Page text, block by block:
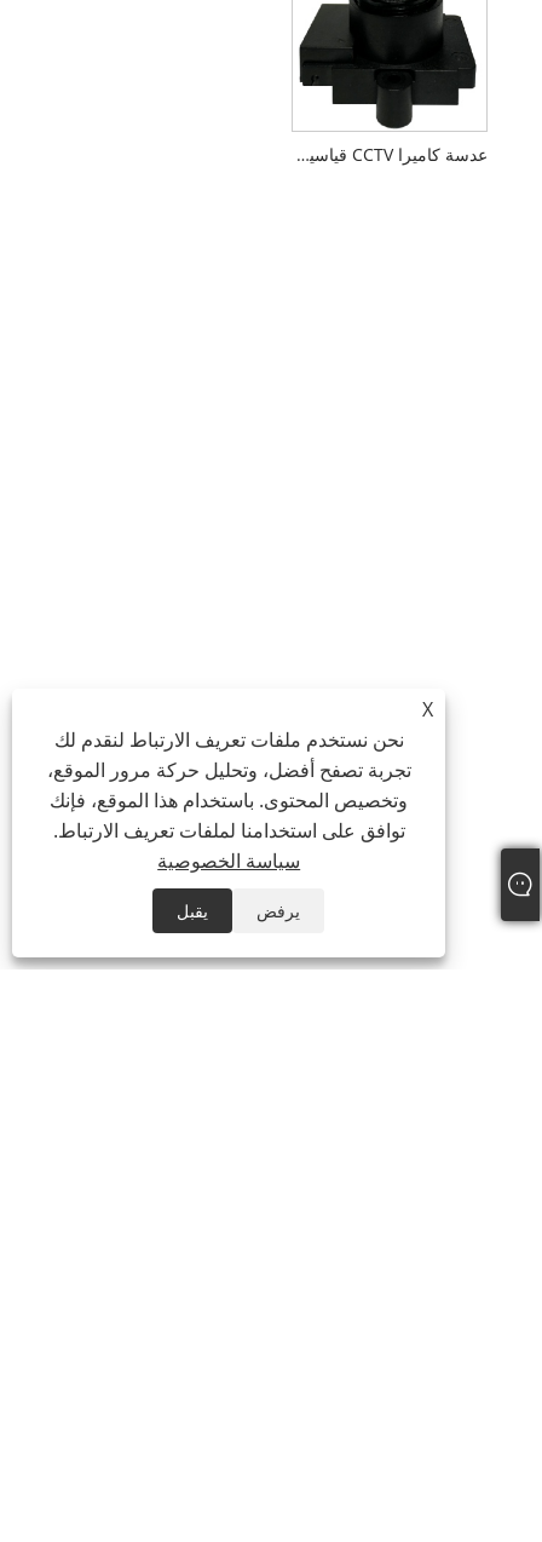
عدسة كاميرا CCTV قياسية M12 F1.6 2.8 مم 1/2.7 بوصة
X
نحن نستخدم ملفات تعريف الارتباط لنقدم لك
تجربة تصفح أفضل، وتحليل حركة مرور الموقع،
وتخصيص المحتوى. باستخدام هذا الموقع، فإنك
توافق على استخدامنا لملفات تعريف الارتباط.
سياسة الخصوصية
يرفض يقبل